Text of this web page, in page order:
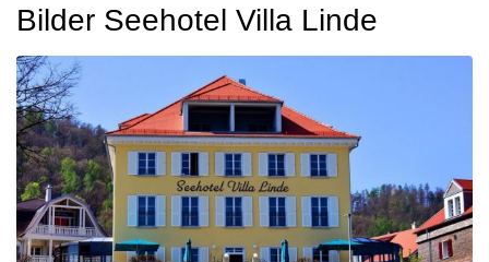
Bilder Seehotel Villa Linde